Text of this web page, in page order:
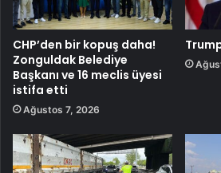
CHP’den bir kopuş daha!
Zonguldak Belediye
Başkanı ve 16 meclis üyesi
istifa etti
Ağustos 7, 2026